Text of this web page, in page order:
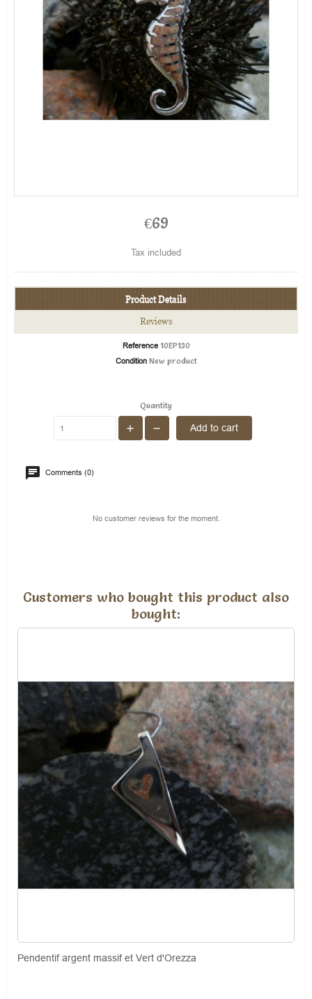
€69
Tax included
Product Details
Reviews
Reference 10EP130
Condition New product
Quantity
Add to cart
Comments (0)
No customer reviews for the moment.
Customers who bought this product also
bought:
Pendentif argent massif et Vert d'Orezza